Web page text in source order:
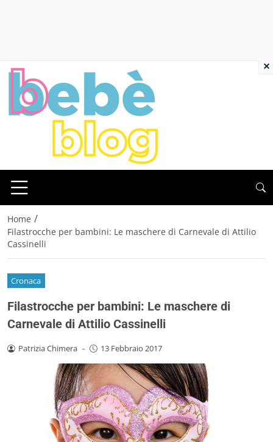
Home /
Filastrocche per bambini: Le maschere di Carnevale di Attilio
Cassinelli
Cronaca
Filastrocche per bambini: Le maschere di
Carnevale di Attilio Cassinelli
Patrizia Chimera - 13 Febbraio 2017
×